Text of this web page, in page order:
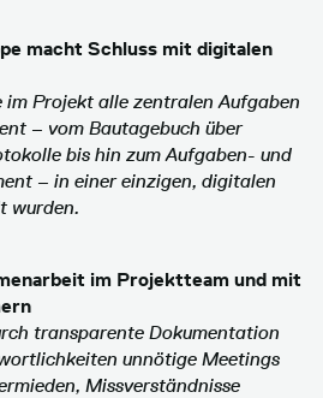
macht Schluss mit digitalen
im Projekt alle zentralen Aufgaben
– vom Bautagebuch über
bis hin zum Aufgaben- und
– in einer einzigen, digitalen
wurden.
im Projektteam und mit
transparente Dokumentation
unnötige Meetings
Missverständnisse